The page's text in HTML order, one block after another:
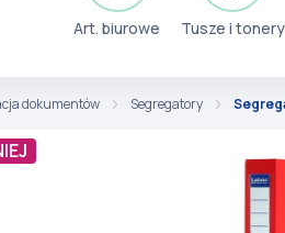
Art. biurowe Tusze i tonery
dokumentów Segregatory